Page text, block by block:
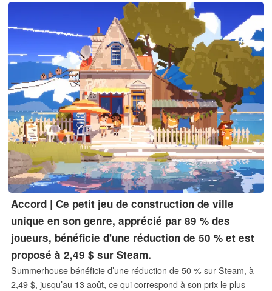
Accord | Ce petit jeu de construction de ville
unique en son genre, apprécié par 89 % des
joueurs, bénéficie d'une réduction de 50 % et est
proposé à 2,49 $ sur Steam.
Summerhouse bénéficie d’une réduction de 50 % sur Steam, à
2,49 $, jusqu’au 13 août, ce qui correspond à son prix le plus